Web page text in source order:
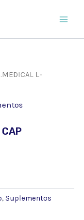
L-
, Suplementos